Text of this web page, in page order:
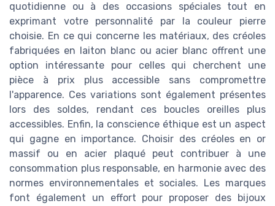
quotidienne ou à des occasions spéciales tout en
exprimant votre personnalité par la couleur pierre
choisie. En ce qui concerne les matériaux, des créoles
fabriquées en laiton blanc ou acier blanc offrent une
option intéressante pour celles qui cherchent une
pièce à prix plus accessible sans compromettre
l'apparence. Ces variations sont également présentes
lors des soldes, rendant ces boucles oreilles plus
accessibles. Enfin, la conscience éthique est un aspect
qui gagne en importance. Choisir des créoles en or
massif ou en acier plaqué peut contribuer à une
consommation plus responsable, en harmonie avec des
normes environnementales et sociales. Les marques
font également un effort pour proposer des bijoux